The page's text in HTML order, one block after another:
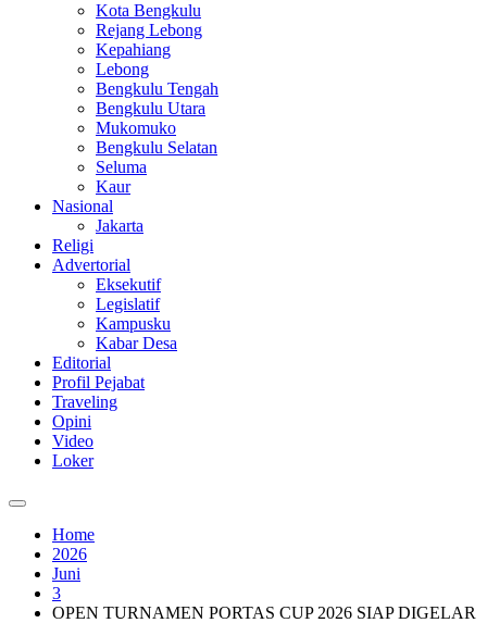
Kota Bengkulu
Rejang Lebong
Kepahiang
Lebong
Bengkulu Tengah
Bengkulu Utara
Mukomuko
Bengkulu Selatan
Seluma
Kaur
Nasional
Jakarta
Religi
Advertorial
Eksekutif
Legislatif
Kampusku
Kabar Desa
Editorial
Profil Pejabat
Traveling
Opini
Video
Loker
Home
2026
Juni
3
OPEN TURNAMEN PORTAS CUP 2026 SIAP DIGELAR